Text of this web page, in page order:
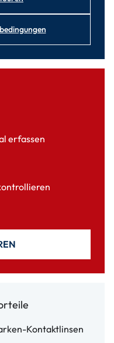
erfassen
Kontaktlinsen